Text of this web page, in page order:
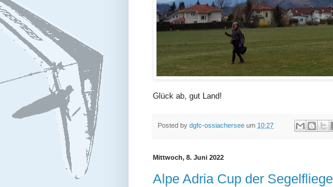
Glück ab, gut Land!
Posted by dgfc-ossiachersee um 10:27
Mittwoch, 8. Juni 2022
Alpe Adria Cup der